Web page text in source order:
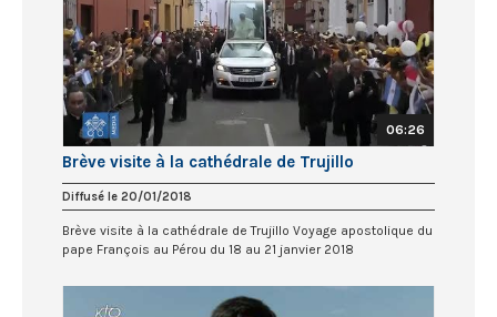
06:26
Brève visite à la cathédrale de Trujillo
Diffusé le 20/01/2018
Brève visite à la cathédrale de Trujillo Voyage apostolique du
pape François au Pérou du 18 au 21 janvier 2018